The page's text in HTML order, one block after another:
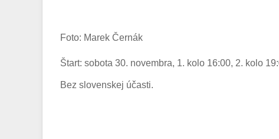
Foto: Marek Černák
Štart: sobota 30. novembra, 1. kolo 16:00, 2. kolo
Bez slovenskej účasti.